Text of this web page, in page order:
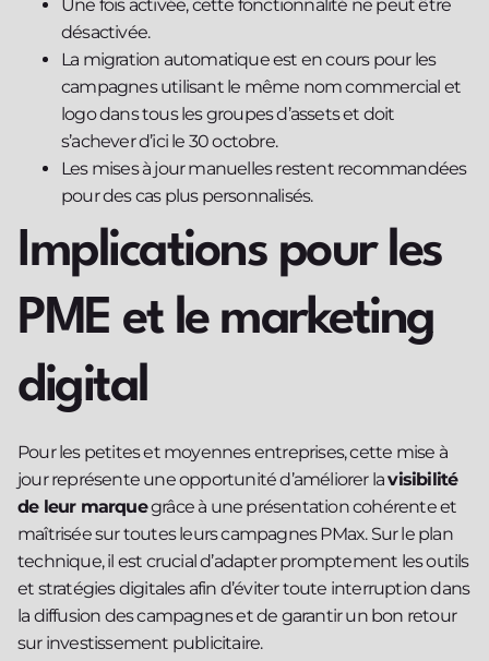
Une fois activée, cette fonctionnalité ne peut être
désactivée.
La migration automatique est en cours pour les
campagnes utilisant le même nom commercial et
logo dans tous les groupes d’assets et doit
s’achever d’ici le 30 octobre.
Les mises à jour manuelles restent recommandées
pour des cas plus personnalisés.
Implications pour les
PME et le marketing
digital
Pour les petites et moyennes entreprises, cette mise à
jour représente une opportunité d’améliorer lavisibilité
de leur marquegrâce à une présentation cohérente et
maîtrisée sur toutes leurs campagnes PMax. Sur le plan
technique, il est crucial d’adapter promptement les outils
et stratégies digitales afin d’éviter toute interruption dans
la diffusion des campagnes et de garantir un bon retour
sur investissement publicitaire.